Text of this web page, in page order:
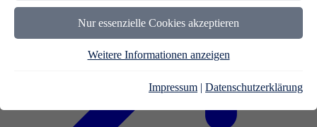
Nur essenzielle Cookies akzeptieren
Weitere Informationen anzeigen
Impressum | Datenschutzerklärung